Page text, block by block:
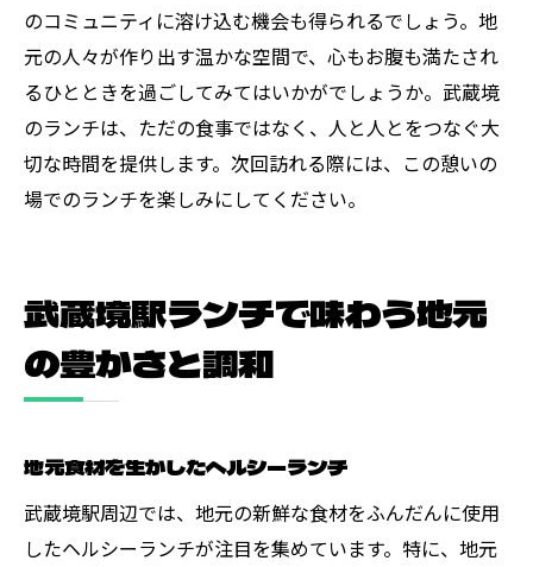
のコミュニティに溶け込む機会も得られるでしょう。地
元の人々が作り出す温かな空間で、心もお腹も満たされ
るひとときを過ごしてみてはいかがでしょうか。武蔵境
のランチは、ただの食事ではなく、人と人とをつなぐ大
切な時間を提供します。次回訪れる際には、この憩いの
場でのランチを楽しみにしてください。
武蔵境駅ランチで味わう地元
の豊かさと調和
地元食材を生かしたヘルシーランチ
武蔵境駅周辺では、地元の新鮮な食材をふんだんに使用
したヘルシーランチが注目を集めています。特に、地元